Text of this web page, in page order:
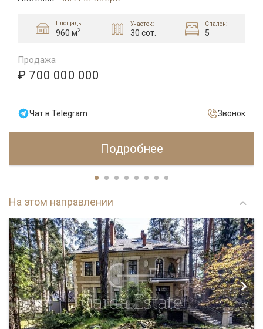
Площадь:
960 м2
Участок:
30 сот.
Спален:
5
Продажа
₽ 700 000 000
Чат в Telegram Звонок
Подробнее
На этом направлении